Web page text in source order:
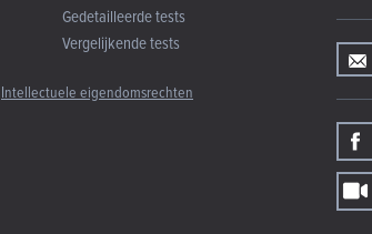
Gedetailleerde tests
Vergelijkende tests
Intellectuele eigendomsrechten